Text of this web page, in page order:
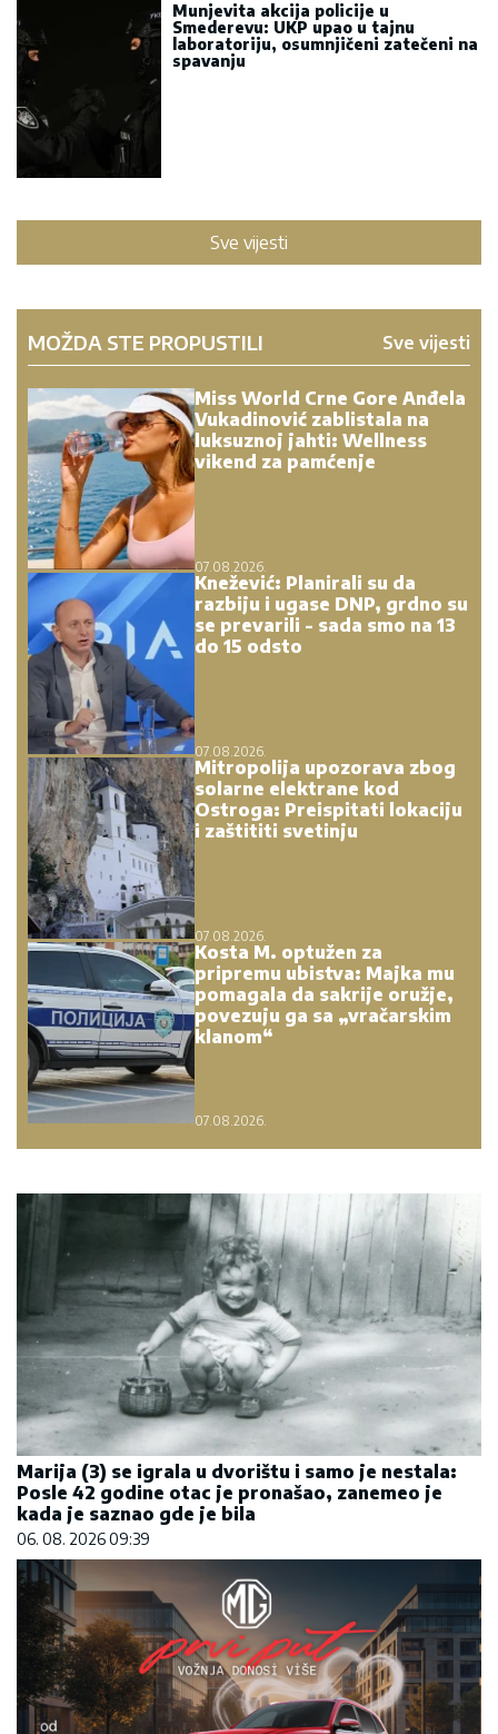
Munjevita akcija policije u
Smederevu: UKP upao u tajnu
laboratoriju, osumnjičeni zatečeni na
spavanju
Sve vijesti
MOŽDA STE PROPUSTILI Sve vijesti
Miss World Crne Gore Anđela
Vukadinović zablistala na
luksuznoj jahti: Wellness
vikend za pamćenje
07.08.2026.
Knežević: Planirali su da
razbiju i ugase DNP, grdno su
se prevarili - sada smo na 13
do 15 odsto
07.08.2026.
Mitropolija upozorava zbog
solarne elektrane kod
Ostroga: Preispitati lokaciju
i zaštititi svetinju
07.08.2026.
Kosta M. optužen za
pripremu ubistva: Majka mu
pomagala da sakrije oružje,
povezuju ga sa „vračarskim
klanom“
07.08.2026.
Marija (3) se igrala u dvorištu i samo je nestala:
Posle 42 godine otac je pronašao, zanemeo je
kada je saznao gde je bila
06. 08. 2026 09:39